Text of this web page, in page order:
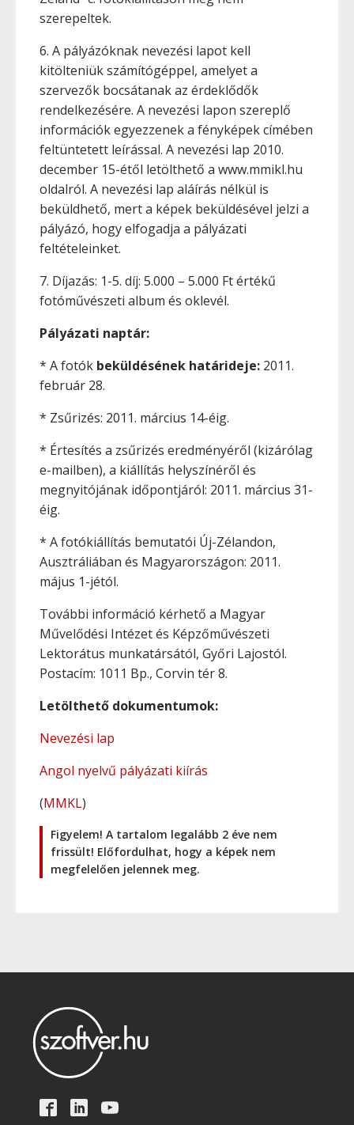
szerepeltek.
6. A pályázóknak nevezési lapot kell
kitölteniük számítógéppel, amelyet a
szervezők bocsátanak az érdeklődők
rendelkezésére. A nevezési lapon szereplő
információk egyezzenek a fényképek címében
feltüntetett leírással. A nevezési lap 2010.
december 15-étől letölthető a www.mmikl.hu
oldalról. A nevezési lap aláírás nélkül is
beküldhető, mert a képek beküldésével jelzi a
pályázó, hogy elfogadja a pályázati
feltételeinket.
7. Díjazás: 1-5. díj: 5.000 – 5.000 Ft értékű
fotóművészeti album és oklevél.
Pályázati naptár:
* A fotók beküldésének határideje: 2011.
február 28.
* Zsűrizés: 2011. március 14-éig.
* Értesítés a zsűrizés eredményéről (kizárólag
e-mailben), a kiállítás helyszínéről és
megnyitójának időpontjáról: 2011. március 31-
éig.
* A fotókiállítás bemutatói Új-Zélandon,
Ausztráliában és Magyarországon: 2011.
május 1-jétól.
További információ kérhető a Magyar
Művelődési Intézet és Képzőművészeti
Lektorátus munkatársától, Győri Lajostól.
Postacím: 1011 Bp., Corvin tér 8.
Letölthető dokumentumok:
Nevezési lap
Angol nyelvű pályázati kiírás
(MMKL)
Figyelem! A tartalom legalább 2 éve nem
frissült! Előfordulhat, hogy a képek nem
megfelelően jelennek meg.